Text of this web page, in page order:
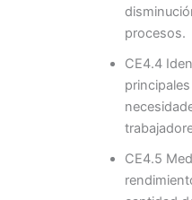
procesos.
CE4.4
CE4.5